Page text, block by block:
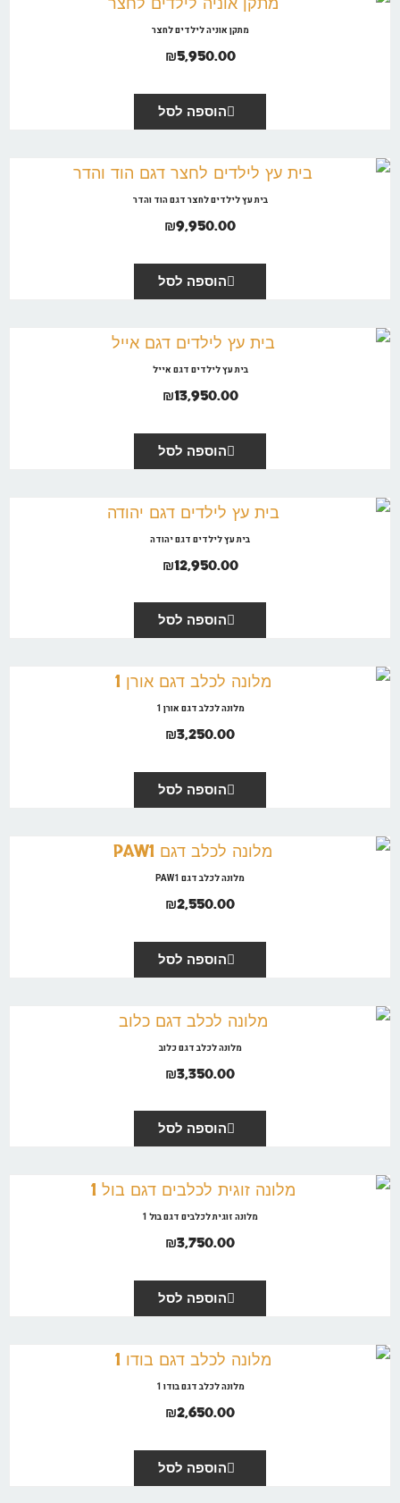
מתקן אוניה לילדים לחצר
₪5,950.00
הוספה לסל
בית עץ לילדים לחצר דגם הוד והדר
₪9,950.00
הוספה לסל
בית עץ לילדים דגם אייל
₪13,950.00
הוספה לסל
בית עץ לילדים דגם יהודה
₪12,950.00
הוספה לסל
מלונה לכלב דגם אורן 1
₪3,250.00
הוספה לסל
מלונה לכלב דגם PAW1
₪2,550.00
הוספה לסל
מלונה לכלב דגם כלוב
₪3,350.00
הוספה לסל
מלונה זוגית לכלבים דגם בול 1
₪3,750.00
הוספה לסל
מלונה לכלב דגם בודו 1
₪2,650.00
הוספה לסל